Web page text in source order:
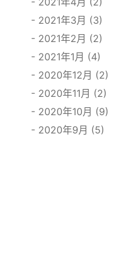
2021年3月 (3)
2021年2月 (2)
2021年1月 (4)
2020年12月 (2)
2020年11月 (2)
2020年10月 (9)
2020年9月 (5)